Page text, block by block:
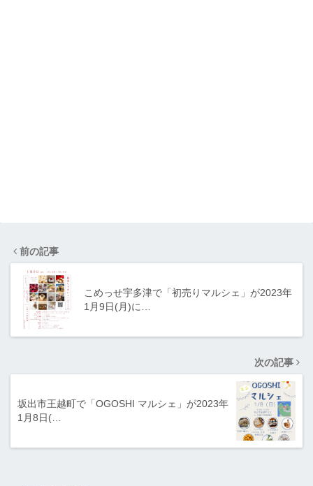
前の記事
こめっせ宇多津で「初売りマルシェ」が2023年
1月9日(月)に…
次の記事
坂出市王越町で「OGOSHI マルシェ」が2023年
1月8日(…